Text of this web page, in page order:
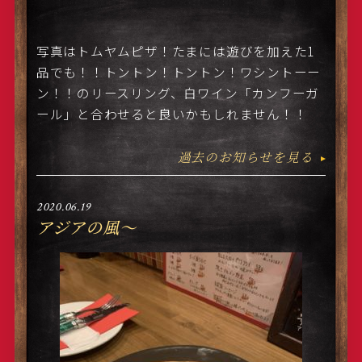
写真はトムヤムピザ！たまには遊びを加えた1
品でも！！トントン！トントン！ワシントーー
ン！！のリースリング、白ワイン「カンフーガ
ール」と合わせると良いかもしれません！！
過去のお知らせを見る
2020.06.19
アジアの風〜